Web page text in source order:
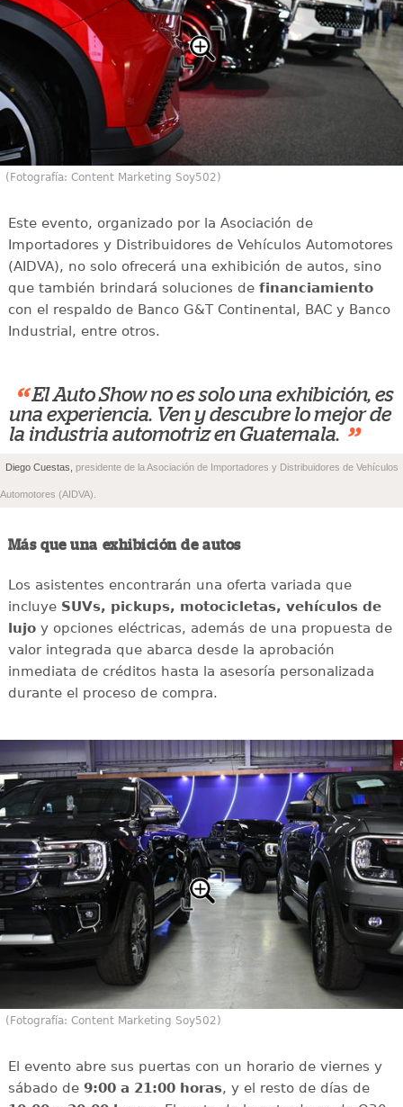
(Fotografía: Content Marketing Soy502)
Este evento, organizado por la Asociación de
Importadores y Distribuidores de Vehículos Automotores
(AIDVA), no solo ofrecerá una exhibición de autos, sino
que también brindará soluciones de financiamiento
con el respaldo de Banco G&T Continental, BAC y Banco
Industrial, entre otros.
“ El Auto Show no es solo una exhibición, es
una experiencia. Ven y descubre lo mejor de
la industria automotriz en Guatemala. ”
Diego Cuestas, presidente de la Asociación de Importadores y Distribuidores de Vehículos
Automotores (AIDVA).
Más que una exhibición de autos
Los asistentes encontrarán una oferta variada que
incluye SUVs, pickups, motocicletas, vehículos de
lujoy opciones eléctricas, además de una propuesta de
valor integrada que abarca desde la aprobación
inmediata de créditos hasta la asesoría personalizada
durante el proceso de compra.
(Fotografía: Content Marketing Soy502)
El evento abre sus puertas con un horario de viernes y
sábado de 9:00 a 21:00 horas, y el resto de días de